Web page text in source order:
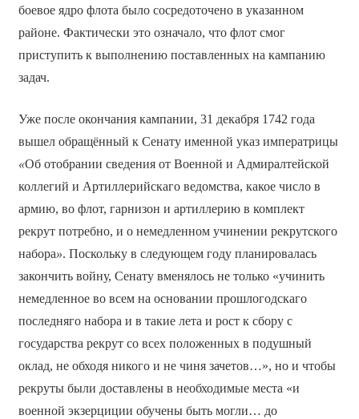
боевое ядро флота было сосредоточено в указанном
районе. Фактически это означало, что флот смог
приступить к выполнению поставленных на кампанию
задач.
Уже после окончания кампании, 31 декабря 1742 года
вышел обращённый к Сенату именной указ императрицы
«Об отобрании сведения от Военной и Адмиралтейской
коллегий и Артиллерийскаго ведомства, какое число в
армию, во флот, гарнизон и артиллерию в комплект
рекрут потребно, и о немедленном учинении рекрутского
набора». Поскольку в следующем году планировалась
закончить войну, Сенату вменялось не только «учинить
немедленное во всем на основании прошлогодскаго
последняго набора и в такие лета и рост к сбору с
государства рекрут со всех положенных в подушный
оклад, не обходя никого и не чиня зачетов…», но и чтобы
рекруты были доставлены в необходимые места «и
военной экзерциции обучены быть могли… до